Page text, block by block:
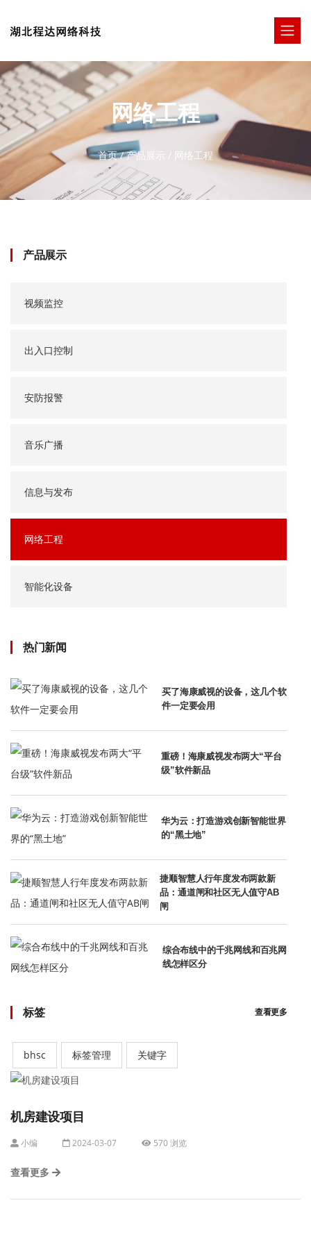
网络工程
首页/产品展示 / 网络工程
产品展示
视频监控
出入口控制
安防报警
音乐广播
信息与发布
网络工程
智能化设备
热门新闻
买了海康威视的设备，这几个软
件一定要会用
重磅！海康威视发布两大“平台
级”软件新品
华为云：打造游戏创新智能世界
的“黑土地”
捷顺智慧人行年度发布两款新
品：通道闸和社区无人值守AB
闸
综合布线中的千兆网线和百兆网
线怎样区分
标签 查看更多
bhsc 标签管理 关键字
机房建设项目
小编 2024-03-07 570 浏览
查看更多